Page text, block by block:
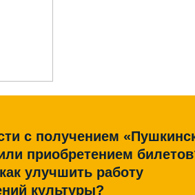
с получением
приобретением
улучшить работу
культуры?